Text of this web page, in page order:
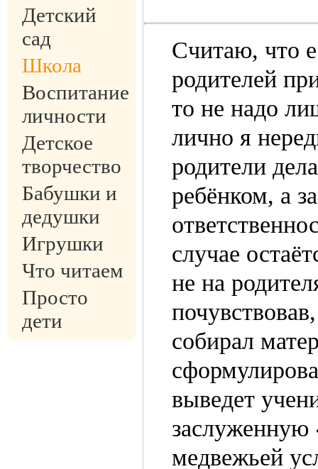
Детский
сад
Школа
Воспитание
личности
Детское
творчество
Бабушки и
дедушки
Игрушки
Что читаем
Просто
дети
Считаю, что
родителей
то не надо
лично я
родители
ребёнком, а
случае
не на
собирал
выведет
заслуженную
медвежьей